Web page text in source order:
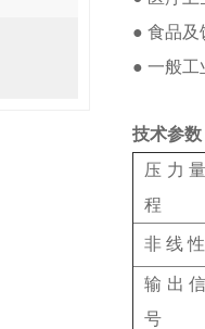
● 食品及
● 一般工
技术参数
压力量
程
非 线 性
输出信
号